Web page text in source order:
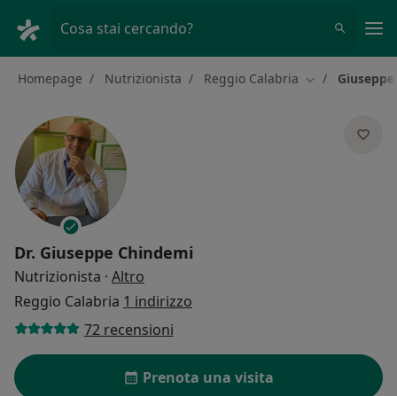
Cosa stai cercando?
Homepage Nutrizionista Reggio Calabria Cambia città
Dr. Giuseppe Chindemi
Nutrizionista · Altro
Reggio Calabria 1 indirizzo
72 recensioni
Prenota una visita